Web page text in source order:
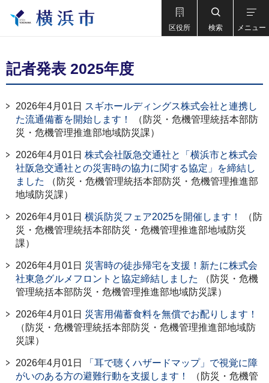
区役所 検索 メニュー
記者発表 2025年度
2026年4月01日 スギホールディングス株式会社と連携し
た流通備蓄を開始します！
（防災・危機管理統括本部防
災・危機管理推進部地域防災課）
2026年4月01日 株式会社阪急交通社と「横浜市と株式会
社阪急交通社との災害時の協力に関する協定」を締結し
ました
（防災・危機管理統括本部防災・危機管理推進部
地域防災課）
2026年4月01日 横浜防災フェア2025を開催します！
（防
災・危機管理統括本部防災・危機管理推進部地域防災
課）
2026年4月01日 災害時の徒歩帰宅を支援！新たに株式会
社東急グルメフロントと協定締結しました
（防災・危機
管理統括本部防災・危機管理推進部地域防災課）
2026年4月01日 災害用備蓄食料を無償でお配りします！
（防災・危機管理統括本部防災・危機管理推進部地域防
災課）
2026年4月01日
「耳で聴くハザードマップ」で視覚に障
がいのある方の避難行動を支援します！
（防災・危機管